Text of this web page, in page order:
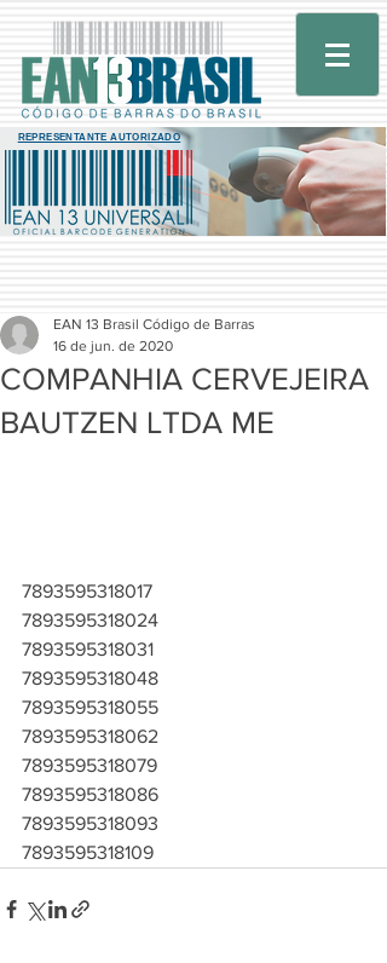
REPRESENTANTE AUTORIZADO
COMPANHIA CERVEJEIRA
BAUTZEN LTDA ME
EAN 13 Brasil Código de Barras
16 de jun. de 2020
7893595318017
7893595318024
7893595318031
7893595318048
7893595318055
7893595318062
7893595318079
7893595318086
7893595318093
7893595318109